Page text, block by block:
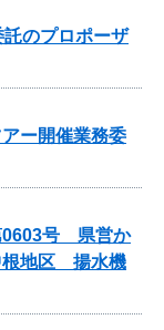
のプロポーザ
ー開催業務委
0603号 県営か
根地区 揚水機